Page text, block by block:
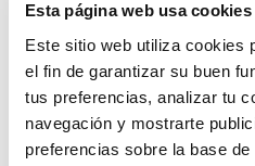
Esta página web usa cookies
Este sitio web utiliza cookies
el fin de garantizar su buen
tus preferencias, analizar tu
navegación y mostrarte
preferencias sobre la base
Filetes de lubina
Premium
Sin espinas
5,99 € Pack 180 g
8. gambon
9. listísimos
10. pollo